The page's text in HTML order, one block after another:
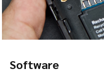
Software